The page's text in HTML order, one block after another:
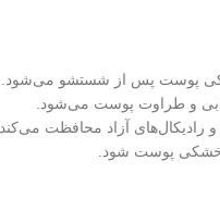
و طراوت پوست می‌شود.
آزاد محافظت می‌کند.
خشکی پوست شود.